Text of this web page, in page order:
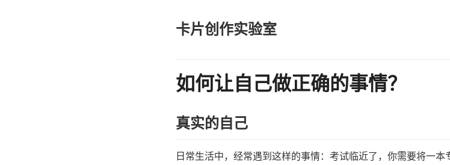
卡片创作实验室
如何让自己做正确的事情？
真实的自己
日常生活中，经常遇到这样的事情：考试临近了，你需要将一